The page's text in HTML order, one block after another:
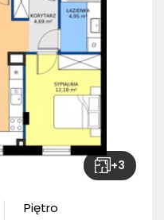
+3
Piętro